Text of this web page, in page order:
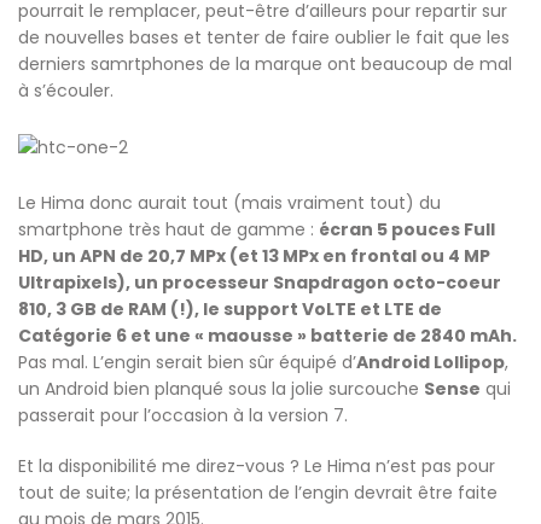
pourrait le remplacer, peut-être d’ailleurs pour repartir sur
de nouvelles bases et tenter de faire oublier le fait que les
derniers samrtphones de la marque ont beaucoup de mal
à s’écouler.
Le Hima donc aurait tout (mais vraiment tout) du
smartphone très haut de gamme : écran 5 pouces Full
HD, un APN de 20,7 MPx (et 13 MPx en frontal ou 4 MP
Ultrapixels), un processeur Snapdragon octo-coeur
810, 3 GB de RAM (!), le support VoLTE et LTE de
Catégorie 6 et une « maousse » batterie de 2840 mAh.
Pas mal. L’engin serait bien sûr équipé d’Android Lollipop,
un Android bien planqué sous la jolie surcouche Sense qui
passerait pour l’occasion à la version 7.
Et la disponibilité me direz-vous ? Le Hima n’est pas pour
tout de suite; la présentation de l’engin devrait être faite
au mois de mars 2015.